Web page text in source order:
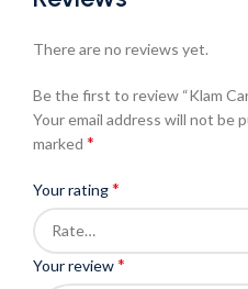
There are no reviews yet.
Be the first to review “Klam
Your email address will not be
marked *
Your rating*
Your review*